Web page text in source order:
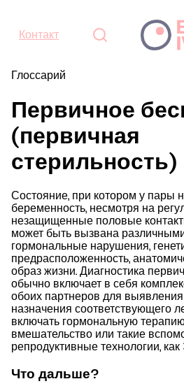
Контакт
Глоссарий
Первичное
(первичная
стерильность)
Состояние, при котором у пары
беременность, несмотря на
незащищенные половые
может быть вызвана
гормональные нарушения,
предрасположенность,
образ жизни. Диагностика
обычно включает в себя
обоих партнеров для
назначения соответствующего
включать гормональную
вмешательство или такие
репродуктивные технологии,
Что дальше?